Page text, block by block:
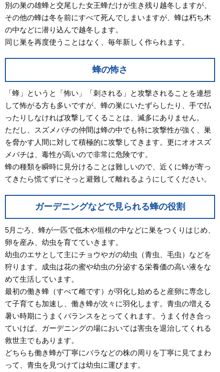
別の巣の雄蜂と交尾した女王蜂だけが生き残り越冬しますが、
その他の蜂は冬を前にすべて死んでしまいますが、蜂は朽ち木
の中などに潜り込んで越冬します。
同じ巣を再度使うことはなく、毎年新しく作られます。
蜂の怖さ
「蜂」というと「怖い」「刺される」と攻撃されることを連想
して怖がる方も多いですが、蜂の巣にいたずらしたり、手で払
ったりしなければ攻撃してくることは、滅多にありません。
ただし、スズメバチの仲間は蜂の中でも特に攻撃性が強く、巣
を脅かす人間に対して積極的に攻撃してきます。更にオオスズ
メバチは、毒性が高いので非常に危険です。
蜂の種類を瞬時に見分けることは難しいので、近くに蜂が寄っ
てきたら慌てずにそっと避難して離れるようにしてください。
ガーデニングなどで見られる蜂の役割
5月ごろ、蜂が一匹で低木や垣根の中などに巣をつくりはじめ、
卵を産み、幼虫を育てていきます。
幼虫のエサとして主にチョウやガの幼虫（青虫、毛虫）などを
狩ります。成虫は花の蜜や幼虫の分泌する栄養価の高い液をな
めて生活しています。
最初の働き蜂（すべて雌です）が羽化し始めると産卵に専念し
て子育ても加速し、働き蜂が次々に羽化します。青虫の増える
暑い時期にうまくバランスをとってくれます。うまく付き合っ
ていけば、ガーデニングの場においては害虫を退治してくれる
救世主でもあります。
どちらも働き蜂が丁寧にバラなどの株の周りを丁寧に見てまわ
って、青虫を見つけては幼虫に運びます。